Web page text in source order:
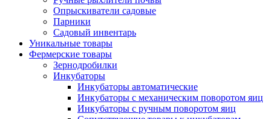
Опрыскиватели садовые
Парники
Садовый инвентарь
Уникальные товары
Фермерские товары
Зернодробилки
Инкубаторы
Инкубаторы автоматические
Инкубаторы с механическим поворотом яиц
Инкубаторы с ручным поворотом яиц